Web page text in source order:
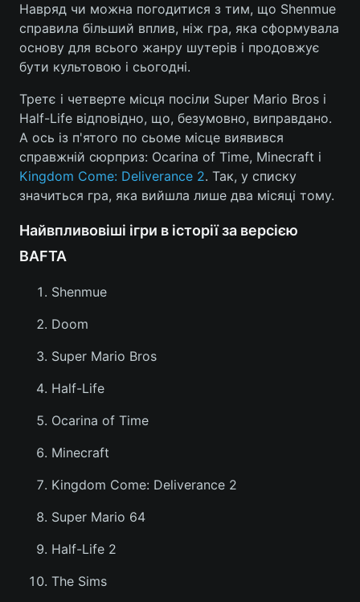
Цікавинки Погода
Екологія Регіони
Відео з Youtube Статті
Інтерв'ю Думки
Архів Вакансії
Контакти
Навряд чи можна погодитися з тим, що Shenmue
справила більший вплив, ніж гра, яка сформувала
основу для всього жанру шутерів і продовжує
бути культовою і сьогодні.
Третє і четверте місця посіли Super Mario Bros і
Half-Life відповідно, що, безумовно, виправдано.
А ось із п'ятого по сьоме місце виявився
справжній сюрприз: Ocarina of Time, Minecraft і
Kingdom Come: Deliverance 2. Так, у списку
значиться гра, яка вийшла лише два місяці тому.
Найвпливовіші ігри в історії за версією
BAFTA
Shenmue
Doom
Super Mario Bros
Half-Life
Ocarina of Time
Minecraft
Kingdom Come: Deliverance 2
Super Mario 64
Half-Life 2
The Sims